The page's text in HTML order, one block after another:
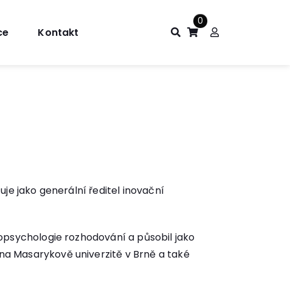
Kontakt
0
jako generální ředitel inovační
rozhodování a působil jako
Masarykově univerzitě v Brně a také